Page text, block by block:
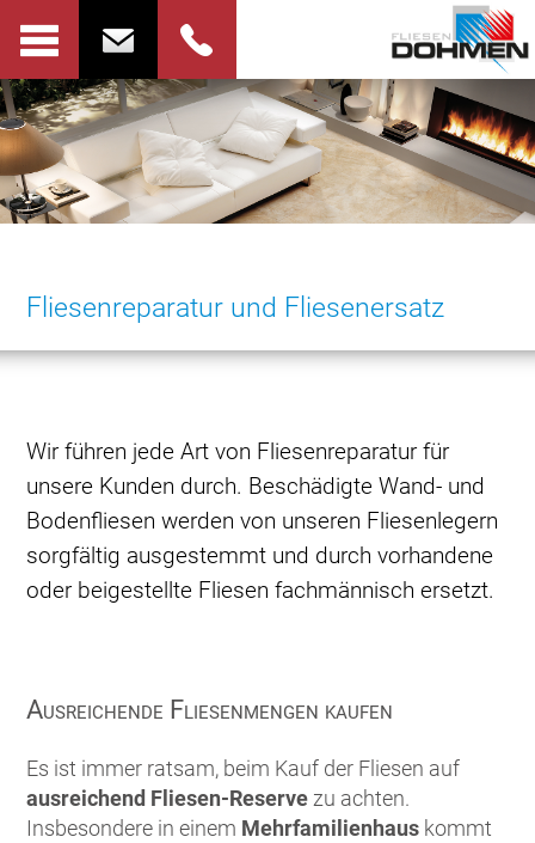
Fliesenreparatur und Fliesenersatz
Wir führen jede Art von Fliesenreparatur für
unsere Kunden durch. Beschädigte Wand- und
Bodenfliesen werden von unseren Fliesenlegern
sorgfältig ausgestemmt und durch vorhandene
oder beigestellte Fliesen fachmännisch ersetzt.
Ausreichende Fliesenmengen kaufen
Es ist immer ratsam, beim Kauf der Fliesen auf
ausreichend Fliesen-Reserve zu achten.
Insbesondere in einem Mehrfamilienhaus kommt